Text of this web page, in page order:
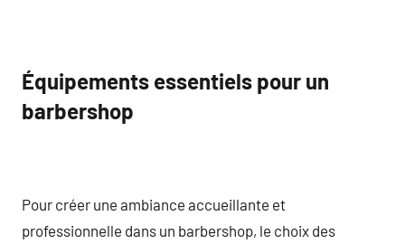
Équipements essentiels pour un
barbershop
Pour créer une ambiance accueillante et
professionnelle dans un barbershop, le choix des